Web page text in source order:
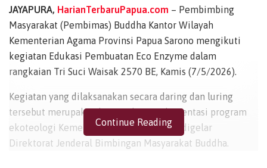
JAYAPURA, HarianTerbaruPapua.com – Pembimbing
Masyarakat (Pembimas) Buddha Kantor Wilayah
Kementerian Agama Provinsi Papua Sarono mengikuti
kegiatan Edukasi Pembuatan Eco Enzyme dalam
rangkaian Tri Suci Waisak 2570 BE, Kamis (7/5/2026).
Kegiatan yang dilaksanakan secara daring dan luring
tersebut merupakan bagian dari implementasi program
ekoteologi Kementerian Agama RI yang digelar
Direktorat Jenderal Bimbingan Masyarakat Buddha.
Continue Reading